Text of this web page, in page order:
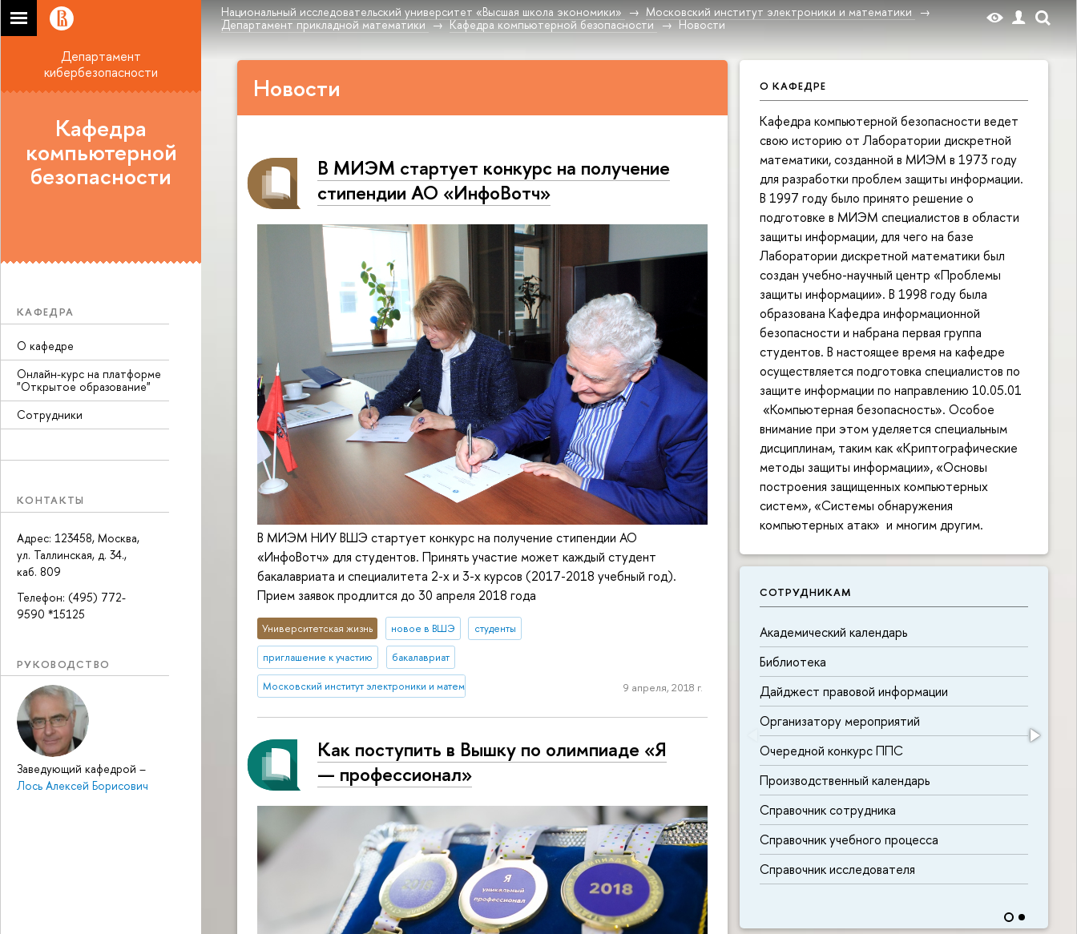
Национальный исследовательский университет «Высшая школа экономики»
Московский институт электроники и математики
Департамент прикладной математики
Кафедра компьютерной безопасности Новости
Департамент
кибербезопасности
Кафедра
компьютерной
безопасности
КАФЕДРА
О кафедре
Онлайн-курс на платформе
"Открытое образование"
Сотрудники
КОНТАКТЫ
Адрес: 123458, Москва,
ул. Таллинская, д. 34.,
каб. 809
Телефон: (495) 772-
9590 *15125
РУКОВОДСТВО
Заведующий кафедрой –
Лось Алексей Борисович
О КАФЕДРЕ
Кафедра компьютерной безопасности ведет
свою историю от Лаборатории дискретной
математики, созданной в МИЭМ в 1973 году
для разработки проблем защиты информации.
В 1997 году было принято решение о
подготовке в МИЭМ специалистов в области
защиты информации, для чего на базе
Лаборатории дискретной математики был
создан учебно-научный центр «Проблемы
защиты информации». В 1998 году была
образована Кафедра информационной
безопасности и набрана первая группа
студентов. В настоящее время на кафедре
осуществляется подготовка специалистов по
защите информации по направлению 10.05.01
«Компьютерная безопасность». Особое
внимание при этом уделяется специальным
дисциплинам, таким как «Криптографические
методы защиты информации», «Основы
построения защищенных компьютерных
систем», «Системы обнаружения
компьютерных атак» и многим другим.
СОТРУДНИКАМ
Академический календарь
Библиотека
Дайджест правовой информации
Организатору мероприятий
Очередной конкурс ППС
Производственный календарь
Справочник сотрудника
Справочник учебного процесса
Справочник исследователя
Новости
В МИЭМ стартует конкурс на получение
стипендии АО «ИнфоВотч»
В МИЭМ НИУ ВШЭ стартует конкурс на получение стипендии АО
«ИнфоВотч» для студентов. Принять участие может каждый студент
бакалавриата и специалитета 2-х и 3-х курсов (2017-2018 учебный год).
Прием заявок продлится до 30 апреля 2018 года
Университетская жизнь новое в ВШЭ студенты
приглашение к участию бакалавриат
Московский институт электроники и математики им. А.Н. Тихонова 9 апреля, 2018 г.
Как поступить в Вышку по олимпиаде «Я
— профессионал»